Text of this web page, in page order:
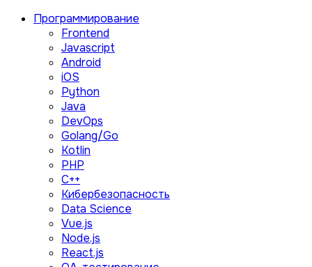
Программирование
Frontend
Javascript
Android
iOS
Python
Java
DevOps
Golang/Go
Kotlin
PHP
C++
Кибербезопасность
Data Science
Vue.js
Node.js
React.js